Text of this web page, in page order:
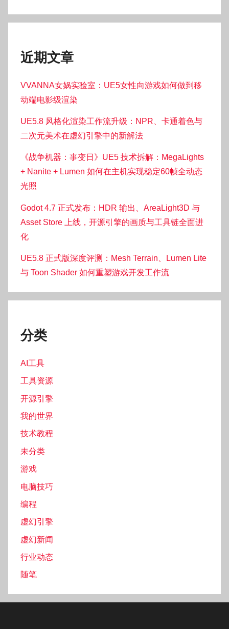
近期文章
VVANNA女娲实验室：UE5女性向游戏如何做到移
动端电影级渲染
UE5.8 风格化渲染工作流升级：NPR、卡通着色与
二次元美术在虚幻引擎中的新解法
《战争机器：事变日》UE5 技术拆解：MegaLights
+ Nanite + Lumen 如何在主机实现稳定60帧全动态
光照
Godot 4.7 正式发布：HDR 输出、AreaLight3D 与
Asset Store 上线，开源引擎的画质与工具链全面进
化
UE5.8 正式版深度评测：Mesh Terrain、Lumen Lite
与 Toon Shader 如何重塑游戏开发工作流
分类
AI工具
工具资源
开源引擎
我的世界
技术教程
未分类
游戏
电脑技巧
编程
虚幻引擎
虚幻新闻
行业动态
随笔